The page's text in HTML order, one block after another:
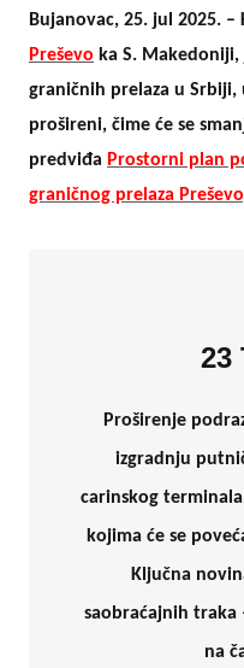
Bujanovac, 25. jul 2025.
Preševo ka S.
graničnih prelaza u
prošireni, čime će se
predviđa Prostorni plan
graničnog prelaza
23
Proširenje
izgradnju
carinskog
kojima će se
Ključna
saobraćajnih traka
na